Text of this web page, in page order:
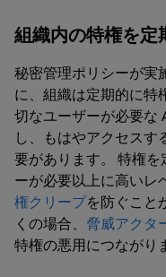
組織内の特権を定
秘密管理ポリシーが実
に、組織は定期的に特
切なユーザーが必要な
し、もはやアクセスす
要があります。 特権
ーが必要以上に高いレ
権クリープを防ぐこと
くの場合、 脅威アクタ
特権の悪用につながり